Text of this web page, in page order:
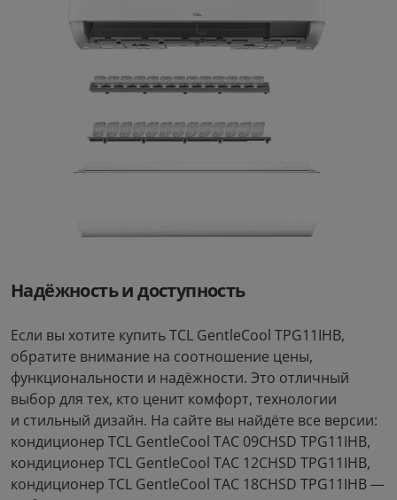
Надёжность и доступность
Если вы хотите купить TCL GentleCool TPG11IHB,
обратите внимание на соотношение цены,
функциональности и надёжности. Это отличный
выбор для тех, кто ценит комфорт, технологии
и стильный дизайн. На сайте вы найдёте все версии:
кондиционер TCL GentleCool TAC 09CHSD TPG11IHB,
кондиционер TCL GentleCool TAC 12CHSD TPG11IHB,
кондиционер TCL GentleCool TAC 18CHSD TPG11IHB —